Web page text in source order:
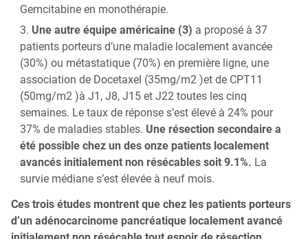
Gemcitabine en monothérapie.
Une autre équipe américaine (3) a proposé à 37
patients porteurs d’une maladie localement avancée
(30%) ou métastatique (70%) en première ligne, une
association de Docetaxel (35mg/m2 )et de CPT11
(50mg/m2 )à J1, J8, J15 et J22 toutes les cinq
semaines. Le taux de réponse s’est élevé à 24% pour
37% de maladies stables. Une résection secondaire a
été possible chez un des onze patients localement
avancés initialement non résécables soit 9.1%. La
survie médiane s’est élevée à neuf mois.
Ces trois études montrent que chez les patients porteurs
d’un adénocarcinome pancréatique localement avancé